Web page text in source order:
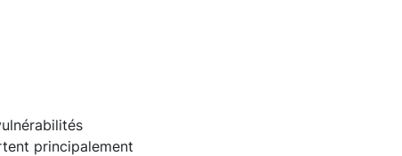
principalement